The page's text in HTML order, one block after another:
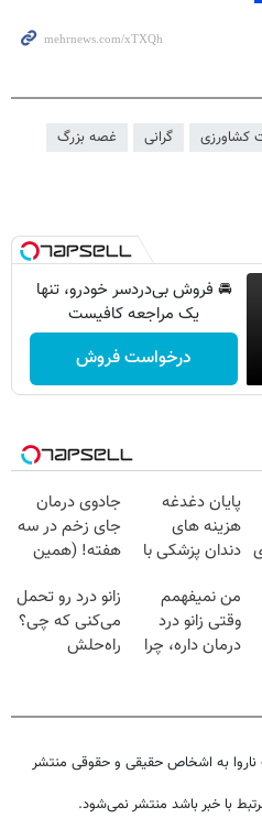
کشاورزی گرانی
غصه بزرگ
🚘 فروش بی‌دردسر خودرو، تنها
یک مراجعه کافیست
درخواست فروش
پایان دغدغه
هزینه های
دندان پزشکی با
خانگی
جادوی درمان
جای زخم در سه
هفته! (همین
صحبت کنید)
من نمیفهمم
وقتی زانو درد
درمان داره، چرا
زانو درد رو تحمل
می‌کنی که چی؟
راه‌حلش
به اشخاص حقیقی و حقوقی منتشر
با خبر باشد منتشر نمی‌شود.